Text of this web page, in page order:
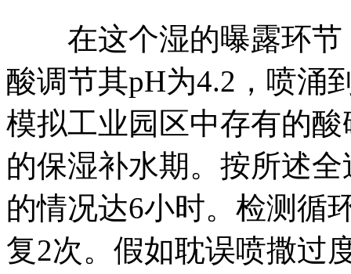
在这个湿的曝露环节
酸调节其pH为4.2，喷涌
模拟工业园区中存有的
的保湿补水期。按所述
的情况达6小时。检测循
复2次。假如耽误喷撒过